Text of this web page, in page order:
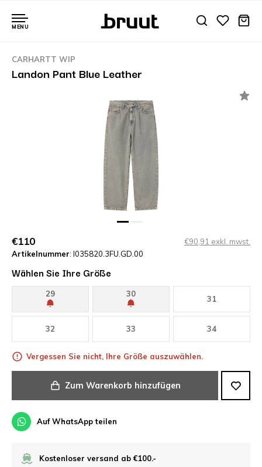
MENU
CARHARTT WIP
Landon Pant Blue Leather
€110
€90,91 exkl. mwst.
Artikelnummer: I035820.3FU.GD.00
Wählen Sie Ihre Größe
29 30
31
32 33 34
Vergessen Sie nicht, Ihre Größe auszuwählen.
Zum Warenkorb hinzufügen
Auf WhatsApp teilen
Kostenloser versand ab €100.-